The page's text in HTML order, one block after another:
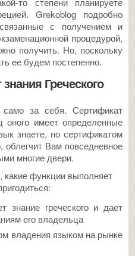
Grekoblog подробно
с получением и
процедурой,
получить. Но, поскольку
ее будем постепенно.
Греческого
само за себя. Сертификат
оного имеет определенные
знаете, но сертификатом
облегчит Вам повседневное
многие двери.
функции выполняет
знание греческого и дает
его владельца
владения языком на рынке